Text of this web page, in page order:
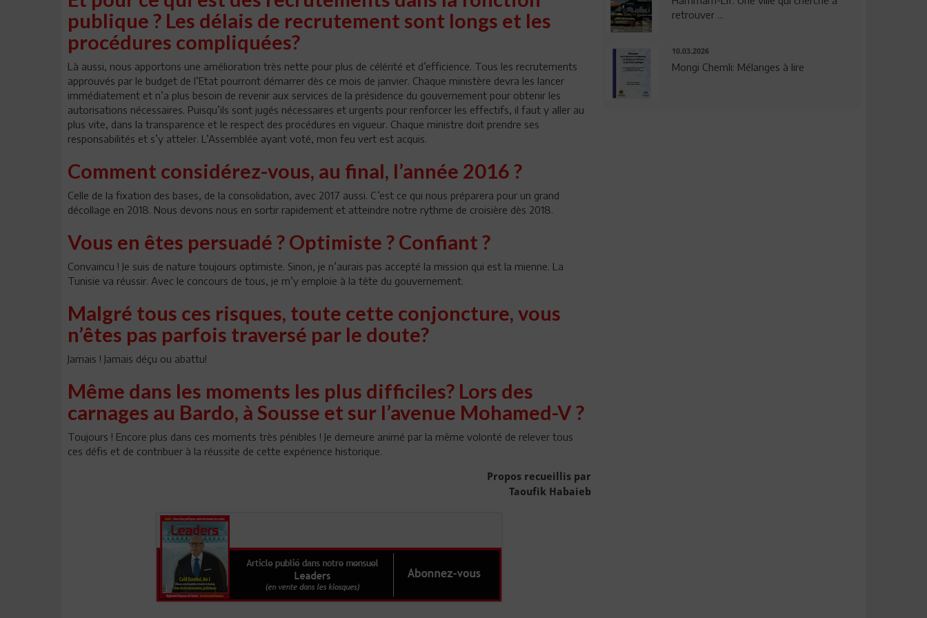
publique ? Les délais de recrutement sont longs et les
procédures compliquées?
Là aussi, nous apportons une amélioration très nette pour plus de célérité et d’efficience. Tous les recrutements
approuvés par le budget de l’Etat pourront démarrer dès ce mois de janvier. Chaque ministère devra les lancer
immédiatement et n’a plus besoin de revenir aux services de la présidence du gouvernement pour obtenir les
autorisations nécessaires. Puisqu’ils sont jugés nécessaires et urgents pour renforcer les effectifs, il faut y aller au
plus vite, dans la transparence et le respect des procédures en vigueur. Chaque ministre doit prendre ses
responsabilités et s’y atteler. L’Assemblée ayant voté, mon feu vert est acquis.
Comment considérez-vous, au final, l’année 2016 ?
Celle de la fixation des bases, de la consolidation, avec 2017 aussi. C’est ce qui nous préparera pour un grand
décollage en 2018. Nous devons nous en sortir rapidement et atteindre notre rythme de croisière dès 2018.
Vous en êtes persuadé ? Optimiste ? Confiant ?
Convaincu ! Je suis de nature toujours optimiste. Sinon, je n’aurais pas accepté la mission qui est la mienne. La
Tunisie va réussir. Avec le concours de tous, je m’y emploie à la tête du gouvernement.
Malgré tous ces risques, toute cette conjoncture, vous
n’êtes pas parfois traversé par le doute?
Jamais ! Jamais déçu ou abattu!
Même dans les moments les plus difficiles? Lors des
carnages au Bardo, à Sousse et sur l’avenue Mohamed-V ?
Toujours ! Encore plus dans ces moments très pénibles ! Je demeure animé par la même volonté de relever tous
ces défis et de contribuer à la réussite de cette expérience historique.
Propos recueillis par
Taoufik Habaieb
retrouver ...
10.03.2026
Mongi Chemli: Mélanges à lire